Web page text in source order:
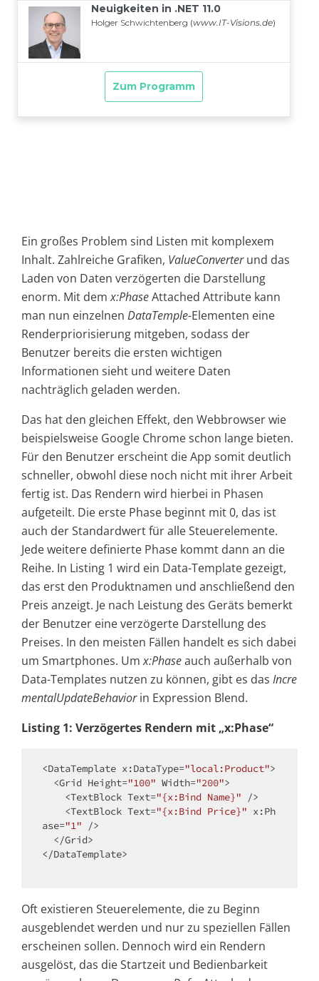
Ein großes Problem sind Listen mit komplexem
Inhalt. Zahlreiche Grafiken, ValueConverterund das
Laden von Daten verzögerten die Darstellung
enorm. Mit demx:PhaseAttached Attribute kann
man nun einzelnen DataTemple-Elementen eine
Renderpriorisierung mitgeben, sodass der
Benutzer bereits die ersten wichtigen
Informationen sieht und weitere Daten
nachträglich geladen werden.
Das hat den gleichen Effekt, den Webbrowser wie
beispielsweise Google Chrome schon lange bieten.
Für den Benutzer erscheint die App somit deutlich
schneller, obwohl diese noch nicht mit ihrer Arbeit
fertig ist. Das Rendern wird hierbei in Phasen
aufgeteilt. Die erste Phase beginnt mit 0, das ist
auch der Standardwert für alle Steuerelemente.
Jede weitere definierte Phase kommt dann an die
Reihe. In Listing 1 wird ein Data-Template gezeigt,
das erst den Produktnamen und anschließend den
Preis anzeigt. Je nach Leistung des Geräts bemerkt
der Benutzer eine verzögerte Darstellung des
Preises. In den meisten Fällen handelt es sich dabei
um Smartphones. Umx:Phaseauch außerhalb von
Data-Templates nutzen zu können, gibt es das Incre
mentalUpdateBehaviorin Expression Blend.
Listing 1: Verzögertes Rendern mit „x:Phase“
<DataTemplate x:DataType="local:Product">
<Grid Height="100" Width="200">
<TextBlock Text="{x:Bind Name}" />
<TextBlock Text="{x:Bind Price}" x:Ph
ase="1" />
</Grid>
</DataTemplate>
Oft existieren Steuerelemente, die zu Beginn
ausgeblendet werden und nur zu speziellen Fällen
erscheinen sollen. Dennoch wird ein Rendern
ausgelöst, das die Startzeit und Bedienbarkeit